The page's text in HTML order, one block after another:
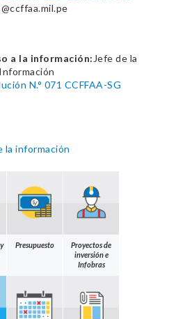
a la información: Jefe de la
N.° 071 CCFFAA-SG
la información
Presupuesto
Proyectos de
inversión e
Infobras